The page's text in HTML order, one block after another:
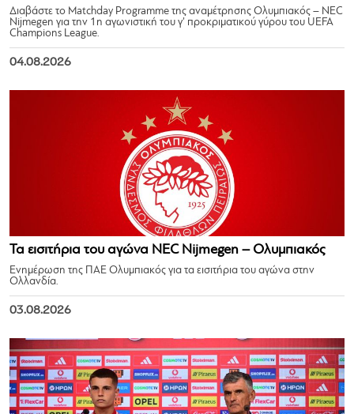
Διαβάστε το Matchday Programme της αναμέτρησης Ολυμπιακός – NEC
Nijmegen για την 1η αγωνιστική του γ’ προκριματικού γύρου του UEFA
Champions League.
04.08.2026
Τα εισιτήρια του αγώνα NEC Nijmegen – Ολυμπιακός
Ενημέρωση της ΠΑΕ Ολυμπιακός για τα εισιτήρια του αγώνα στην
Ολλανδία.
03.08.2026